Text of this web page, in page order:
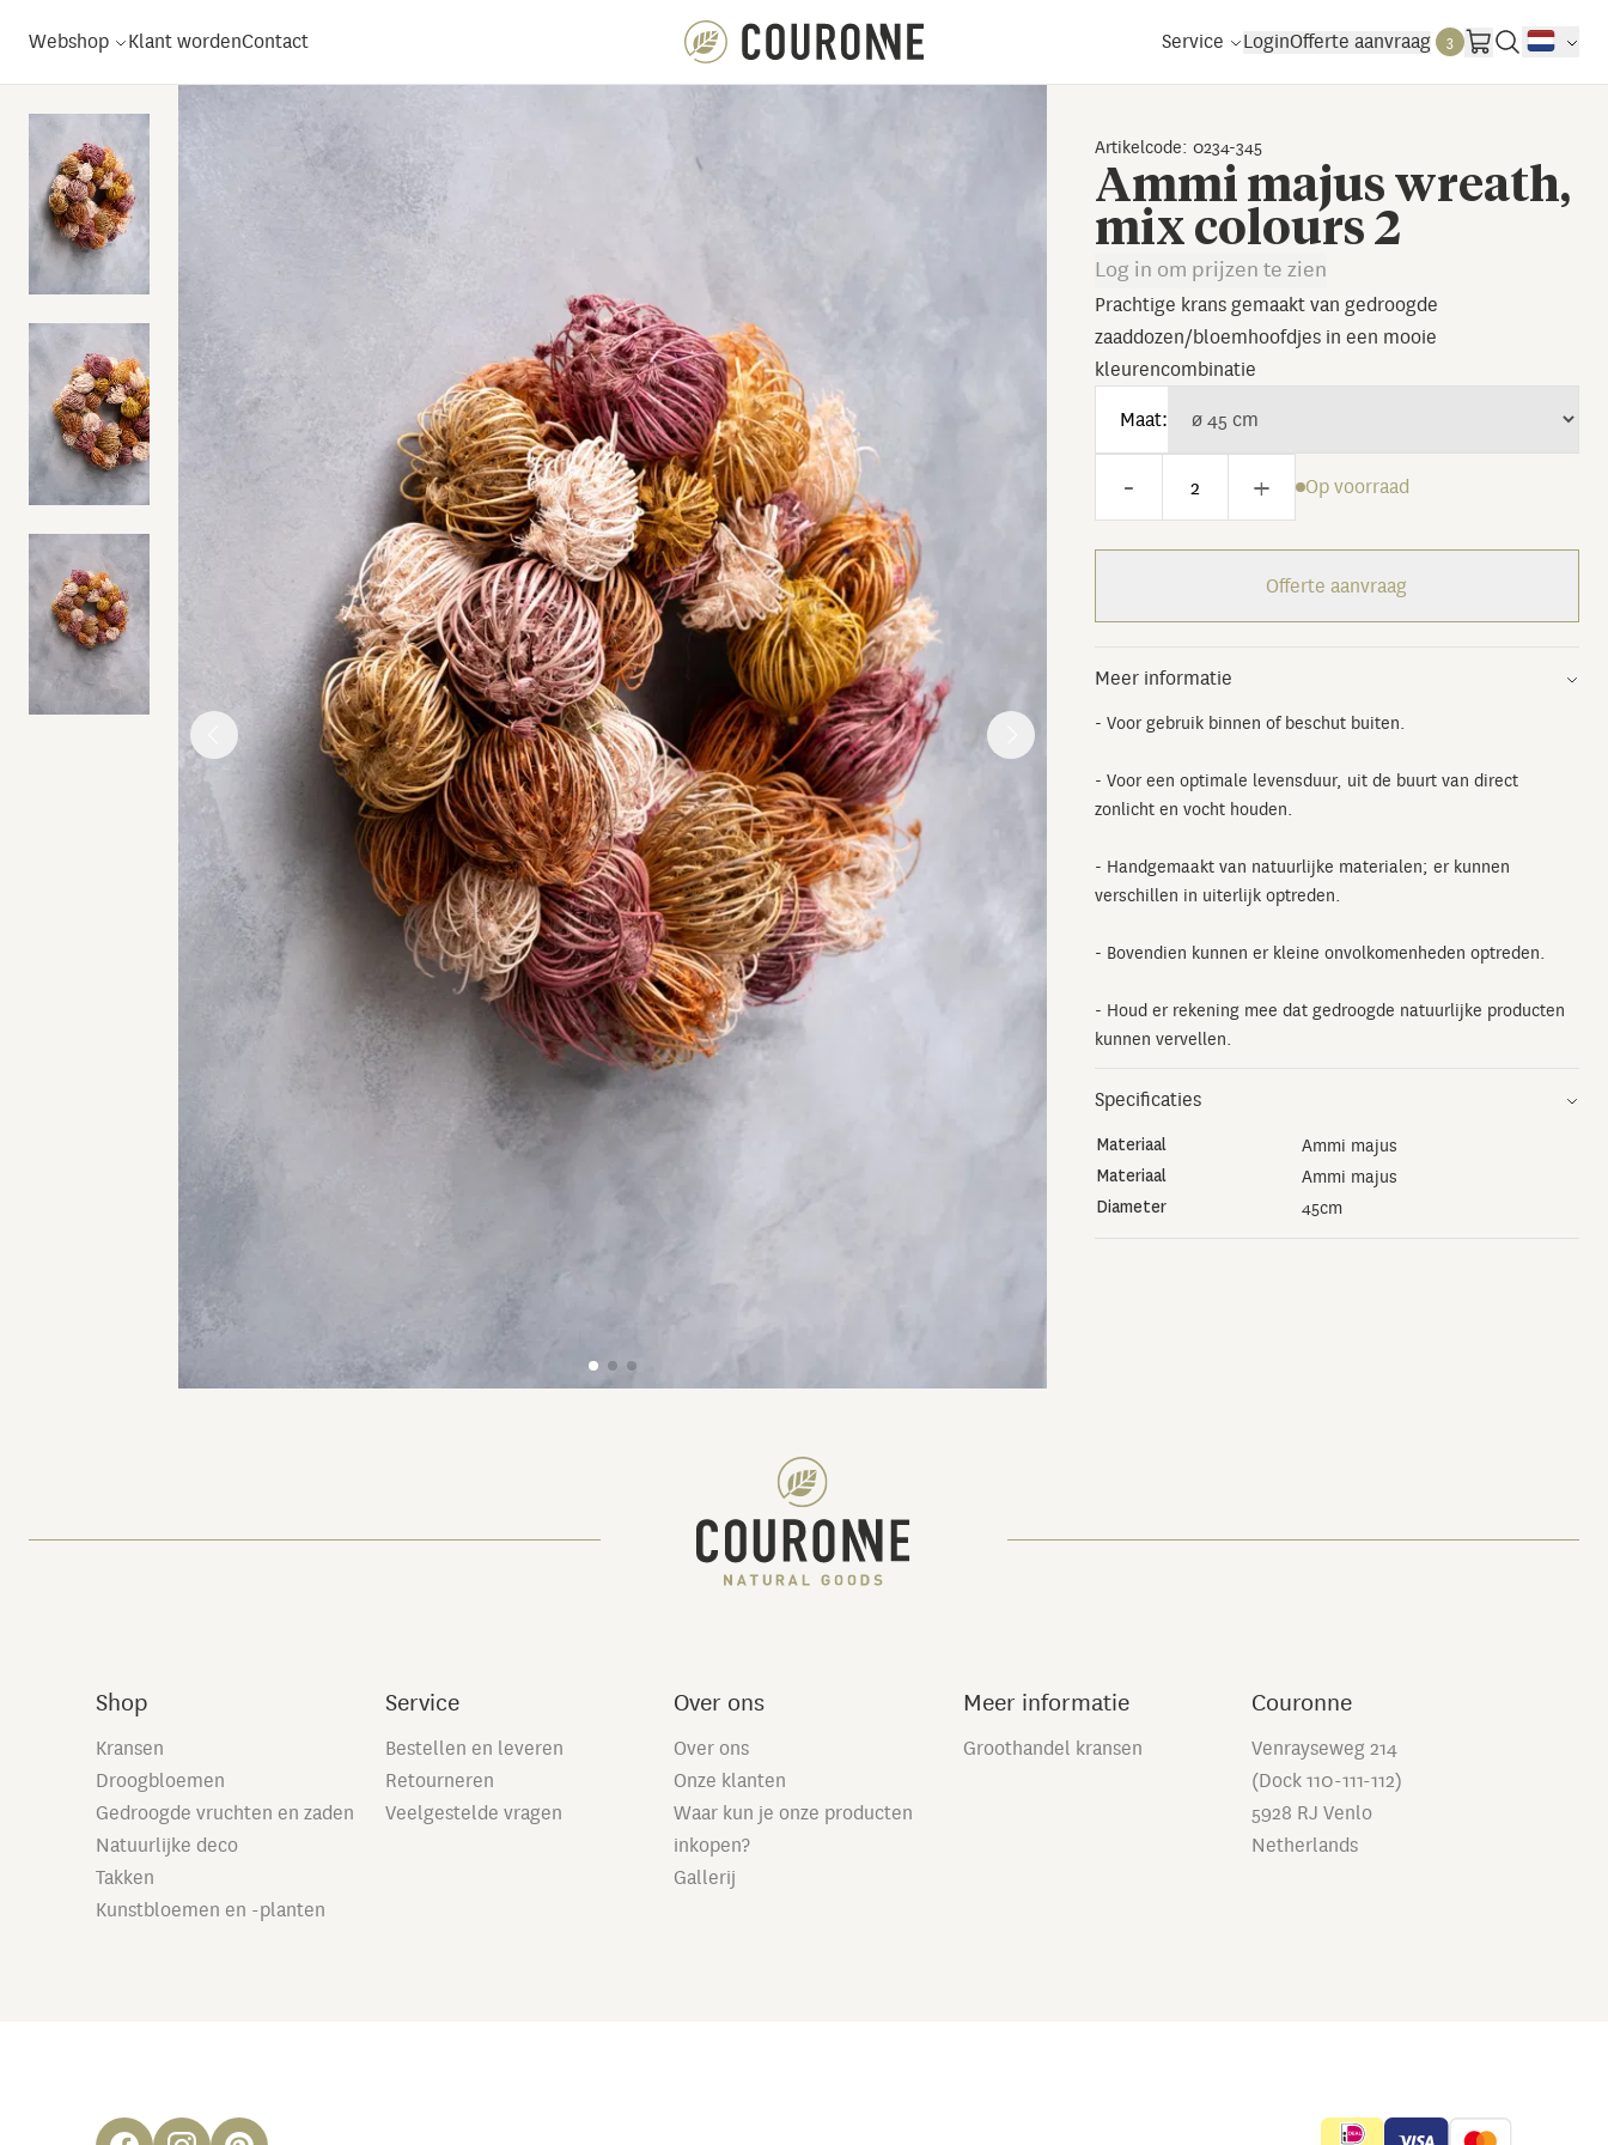
Webshop Klant wordenContact
Couronne NL
Service LoginOfferte aanvraag 3
Ammi majus wreath,
mix colours 2
Artikelcode: 0234-345
Log in om prijzen te zien
Prachtige krans gemaakt van gedroogde
zaaddozen/bloemhoofdjes in een mooie
kleurencombinatie
Maat:
- + Op voorraad
Offerte aanvraag
Meer informatie
- Voor gebruik binnen of beschut buiten.
- Voor een optimale levensduur, uit de buurt van direct
zonlicht en vocht houden.
- Handgemaakt van natuurlijke materialen; er kunnen
verschillen in uiterlijk optreden.
- Bovendien kunnen er kleine onvolkomenheden optreden.
- Houd er rekening mee dat gedroogde natuurlijke producten
kunnen vervellen.
Specificaties
Materiaal Ammi majus
Materiaal Ammi majus
Diameter 45cm
Shop
Kransen
Droogbloemen
Gedroogde vruchten en zaden
Natuurlijke deco
Takken
Kunstbloemen en -planten
Service
Bestellen en leveren
Retourneren
Veelgestelde vragen
Over ons
Over ons
Onze klanten
Waar kun je onze producten
inkopen?
Gallerij
Meer informatie
Groothandel kransen
Couronne
Venrayseweg 214
(Dock 110-111-112)
5928 RJ Venlo
Netherlands